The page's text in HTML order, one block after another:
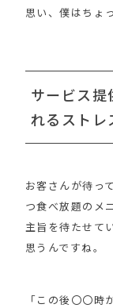
思い、僕はちょ
サービス提
れるストレ
お客さんが待っ
つ食べ放題のメ
主旨を待たせて
思うんですね。
「この後〇〇